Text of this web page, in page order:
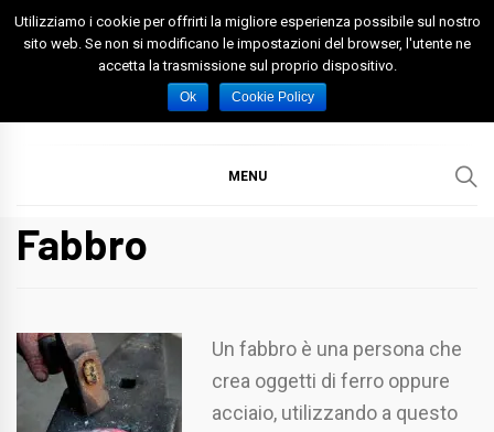
Skip
Spazio Foggia
Foggia News Calcio Eventi e Attività nella Capitanata
MENU
Fabbro
Un fabbro è una persona che
crea oggetti di ferro oppure
acciaio, utilizzando a questo
Utilizziamo i cookie per offrirti la migliore esperienza possibile sul nostro
sito web. Se non si modificano le impostazioni del browser, l'utente ne
accetta la trasmissione sul proprio dispositivo.
Ok Cookie Policy